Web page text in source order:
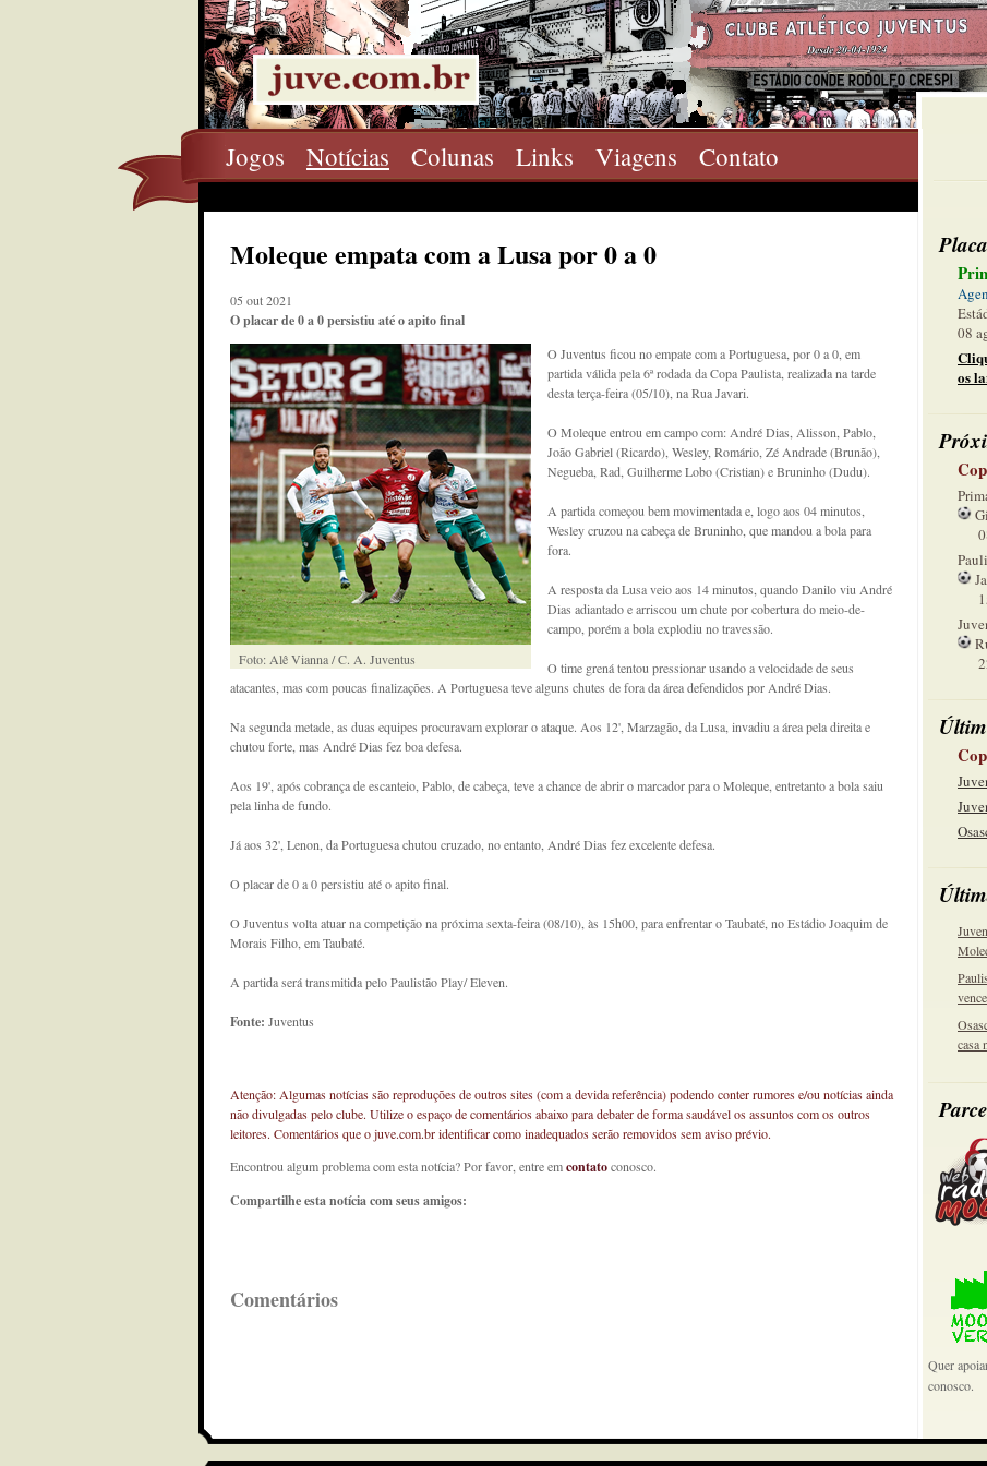
Jogos Notícias Colunas Links Viagens Contato
08
os
casa
Quer
conosco.
Moleque empata com a Lusa por 0 a 0
05 out 2021
O placar de 0 a 0 persistiu até o apito final
Foto: Alê Vianna / C. A. Juventus
O Juventus ficou no empate com a Portuguesa, por 0 a 0, em
partida válida pela 6ª rodada da Copa Paulista, realizada na tarde
desta terça-feira (05/10), na Rua Javari.
O Moleque entrou em campo com: André Dias, Alisson, Pablo,
João Gabriel (Ricardo), Wesley, Romário, Zé Andrade (Brunão),
Negueba, Rad, Guilherme Lobo (Cristian) e Bruninho (Dudu).
A partida começou bem movimentada e, logo aos 04 minutos,
Wesley cruzou na cabeça de Bruninho, que mandou a bola para
fora.
A resposta da Lusa veio aos 14 minutos, quando Danilo viu André
Dias adiantado e arriscou um chute por cobertura do meio-de-
campo, porém a bola explodiu no travessão.
O time grená tentou pressionar usando a velocidade de seus
atacantes, mas com poucas finalizações. A Portuguesa teve alguns chutes de fora da área defendidos por André Dias.
Na segunda metade, as duas equipes procuravam explorar o ataque. Aos 12', Marzagão, da Lusa, invadiu a área pela direita e
chutou forte, mas André Dias fez boa defesa.
Aos 19', após cobrança de escanteio, Pablo, de cabeça, teve a chance de abrir o marcador para o Moleque, entretanto a bola saiu
pela linha de fundo.
Já aos 32', Lenon, da Portuguesa chutou cruzado, no entanto, André Dias fez excelente defesa.
O placar de 0 a 0 persistiu até o apito final.
O Juventus volta atuar na competição na próxima sexta-feira (08/10), às 15h00, para enfrentar o Taubaté, no Estádio Joaquim de
Morais Filho, em Taubaté.
A partida será transmitida pelo Paulistão Play/ Eleven.
Fonte: Juventus
Atenção: Algumas notícias são reproduções de outros sites (com a devida referência) podendo conter rumores e/ou notícias ainda
não divulgadas pelo clube. Utilize o espaço de comentários abaixo para debater de forma saudável os assuntos com os outros
leitores. Comentários que o juve.com.br identificar como inadequados serão removidos sem aviso prévio.
Encontrou algum problema com esta notícia? Por favor, entre emcontatoconosco.
Compartilhe esta notícia com seus amigos:
Comentários